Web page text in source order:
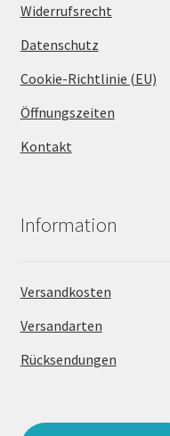
Widerrufsrecht
Datenschutz
Cookie-Richtlinie (EU)
Öffnungszeiten
Kontakt
Information
Versandkosten
Versandarten
Rücksendungen